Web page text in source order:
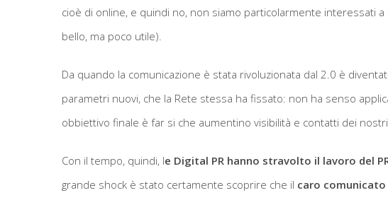
cioè di online, e quindi no, non siamo particolarmente interessati
bello, ma poco utile).
Da quando la comunicazione è stata rivoluzionata dal 2.0 è
parametri nuovi, che la Rete stessa ha fissato: non ha senso
obbiettivo finale è far si che aumentino visibilità e contatti dei
Con il tempo, quindi, le Digital PR hanno stravolto il lavoro del
grande shock è stato certamente scoprire che il caro